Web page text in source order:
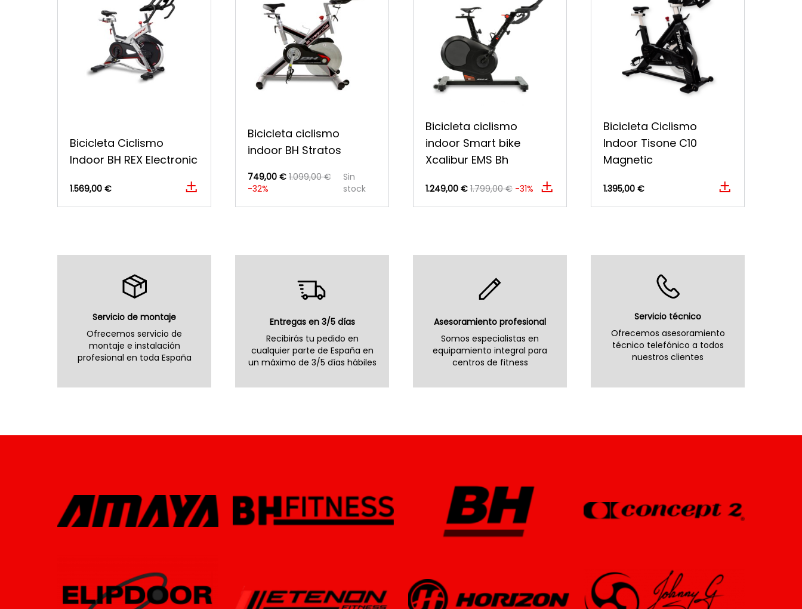
Bicicleta Ciclismo
Indoor BH REX Electronic
1.569,00 €
Bicicleta ciclismo
indoor BH Stratos
749,00 € 1.099,00 €
-32%
Sin
stock
Bicicleta ciclismo
indoor Smart bike
Xcalibur EMS Bh
1.249,00 € 1.799,00 € -31%
Bicicleta Ciclismo
Indoor Tisone C10
Magnetic
1.395,00 €
Servicio de montaje
Ofrecemos servicio de
montaje e instalación
profesional en toda España
Entregas en 3/5 días
Recibirás tu pedido en
cualquier parte de España en
un máximo de 3/5 días hábiles
Asesoramiento profesional
Somos especialistas en
equipamiento integral para
centros de fitness
Servicio técnico
Ofrecemos asesoramiento
técnico telefónico a todos
nuestros clientes